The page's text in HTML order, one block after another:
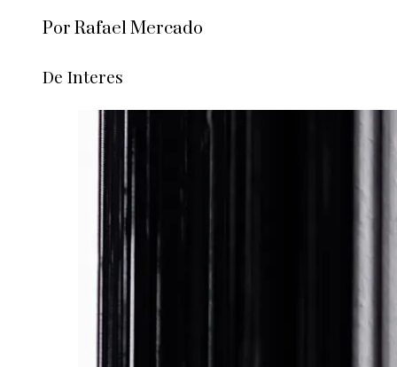
Por Rafael Mercado
De Interes